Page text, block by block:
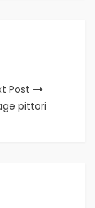
Post
pittori